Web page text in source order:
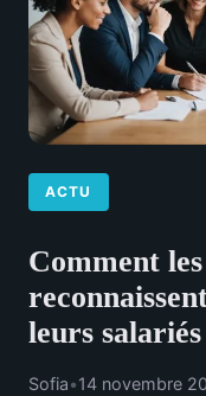
ACTU
Comment
leurs salariés
Sofia•14 novembre